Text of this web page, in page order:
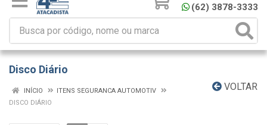
(62) 3878-3333
Disco Diário
VOLTAR
INÍCIO
ITENS SEGURANCA AUTOMOTIV
DISCO DIÁRIO